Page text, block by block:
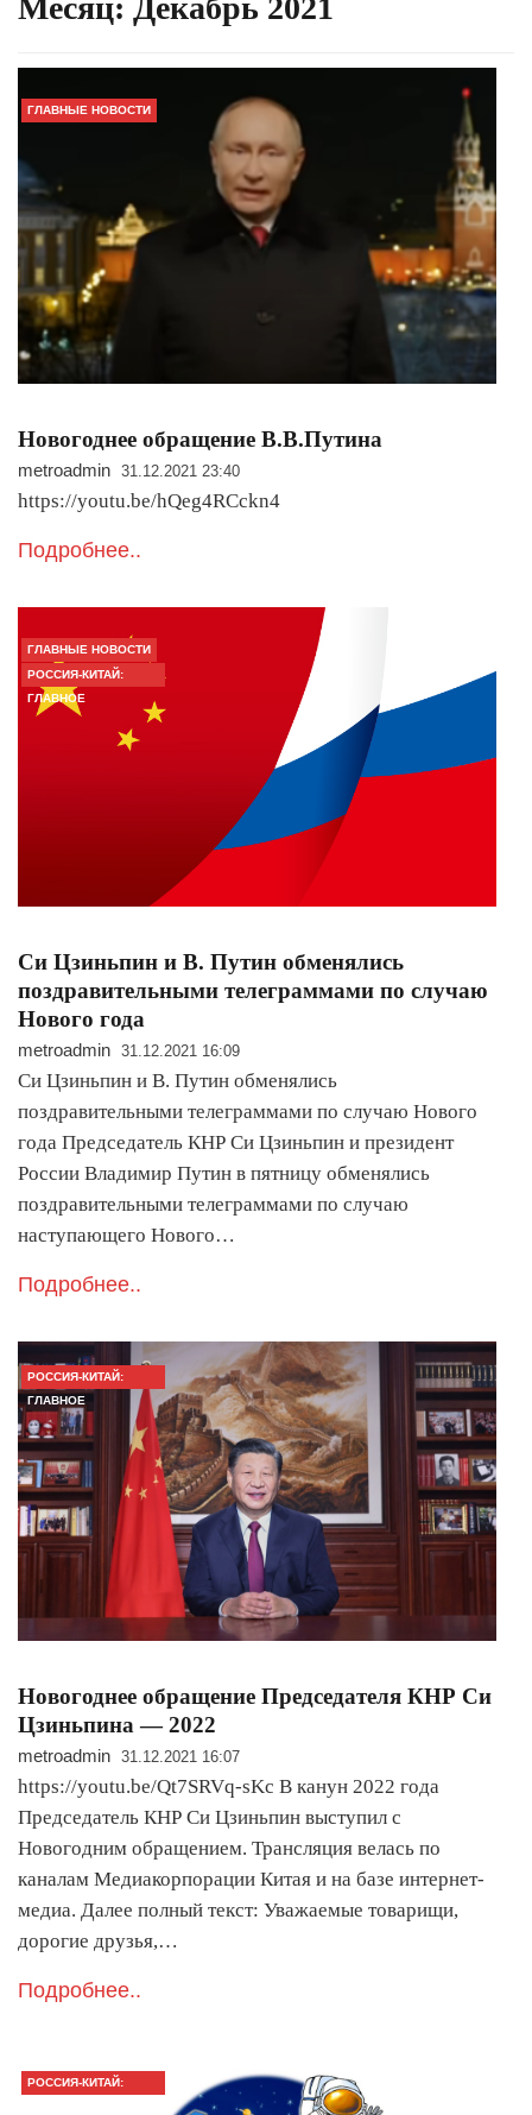
Месяц: Декабрь 2021
ГЛАВНЫЕ НОВОСТИ
Новогоднее обращение В.В.Путина
metroadmin 31.12.2021 23:40
https://youtu.be/hQeg4RCckn4
Подробнее..
ГЛАВНЫЕ НОВОСТИ
РОССИЯ-КИТАЙ:
ГЛАВНОЕ
Си Цзиньпин и В. Путин обменялись
поздравительными телеграммами по случаю
Нового года
metroadmin 31.12.2021 16:09
Си Цзиньпин и В. Путин обменялись
поздравительными телеграммами по случаю Нового
года Председатель КНР Си Цзиньпин и президент
России Владимир Путин в пятницу обменялись
поздравительными телеграммами по случаю
наступающего Нового…
Подробнее..
РОССИЯ-КИТАЙ:
ГЛАВНОЕ
Новогоднее обращение Председателя КНР Си
Цзиньпина — 2022
metroadmin 31.12.2021 16:07
https://youtu.be/Qt7SRVq-sKc В канун 2022 года
Председатель КНР Си Цзиньпин выступил с
Новогодним обращением. Трансляция велась по
каналам Медиакорпорации Китая и на базе интернет-
медиа. Далее полный текст: Уважаемые товарищи,
дорогие друзья,…
Подробнее..
РОССИЯ-КИТАЙ: